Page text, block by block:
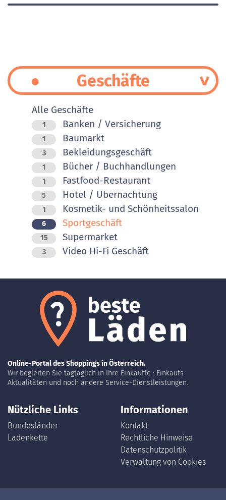
Geschäfte
Alle Geschäfte
1 Banken / Versicherung
1 Baumarkt
3 Bekleidungsgeschäft
1 Bücher / Buchhandlungen
1 Fastfood-Restaurant
5 Hotel / Ubernachtung
1 Kosmetik- und Schönheitssalon
6 Sportgeschäft
15 Supermarket
3 Video Hi-Fi Geschäft
Online-Portal des Shoppings in Österreich.
Wir begleiten Sie tagtäglich in Ihre Einkäuffe : Einkaufs
Aktualitäten und noch andere Service-Dienstleistungen.
Nützliche Links
Bundesländer
Ladenkette
Informationen
Kontakt
Rechtliche Hinweise
Datenschutzpolitik
Verwaltung von Cookies